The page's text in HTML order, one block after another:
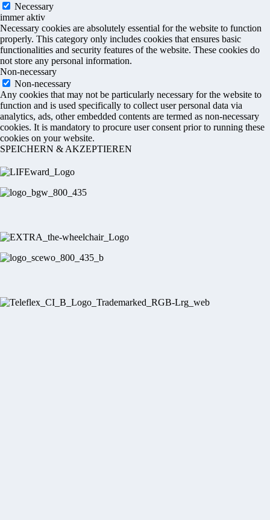
Necessary
immer aktiv
Necessary cookies are absolutely essential for the website to function
properly. This category only includes cookies that ensures basic
functionalities and security features of the website. These cookies do
not store any personal information.
Non-necessary
Non-necessary
Any cookies that may not be particularly necessary for the website to
function and is used specifically to collect user personal data via
analytics, ads, other embedded contents are termed as non-necessary
cookies. It is mandatory to procure user consent prior to running these
cookies on your website.
SPEICHERN & AKZEPTIEREN